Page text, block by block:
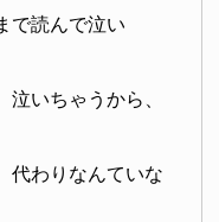
で読んで泣い
いちゃうから、
代わりなんていな